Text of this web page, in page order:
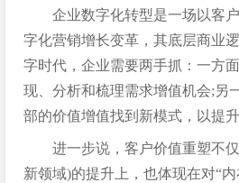
企业数字化转型是一场以客
字化营销增长变革，其底层商业
字时代，企业需要两手抓：一方
现、分析和梳理需求增值机会;另
部的价值增值找到新模式，以提
进一步说，客户价值重塑不
新领域)的提升上，也体现在对“